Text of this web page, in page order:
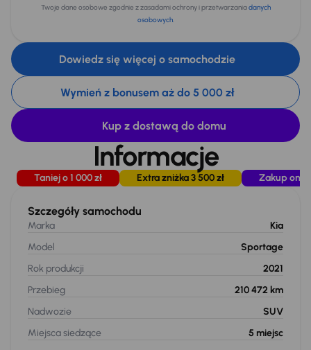
Twoje dane osobowe zgodnie z zasadami ochrony i przetwarzaniadanych
osobowych.
Dowiedz się więcej o samochodzie
Wymień z bonusem aż do 5 000 zł
Kup z dostawą do domu
Informacje
Taniej o 1 000 zł Extra zniżka 3 500 zł Zakup
Szczegóły samochodu
Marka
Kia
Model
Sportage
Rok produkcji
2021
Przebieg
210 472 km
Nadwozie
SUV
Miejsca siedzące
5 miejsc